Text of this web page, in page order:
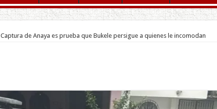
Captura de Anaya es prueba que Bukele persigue a quienes le incomodan